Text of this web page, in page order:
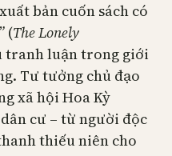
bản cuốn sách có
(The Lonely
tranh luận trong giới
Tư tưởng chủ đạo
xã hội Hoa Kỳ
cư – từ người độc
thiếu niên cho